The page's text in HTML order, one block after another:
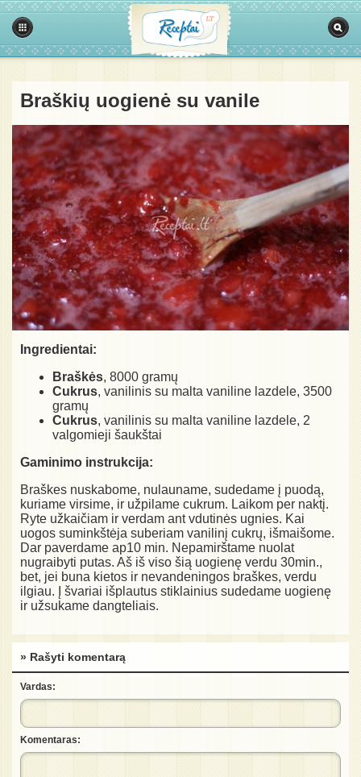
Braškių uogienė su vanile
Ingredientai:
Braškės, 8000 gramų
Cukrus, vanilinis su malta vaniline lazdele, 3500
gramų
Cukrus, vanilinis su malta vaniline lazdele, 2
valgomieji šaukštai
Gaminimo instrukcija:
Braškes nuskabome, nulauname, sudedame į puodą,
kuriame virsime, ir užpilame cukrum. Laikom per naktį.
Ryte užkaičiam ir verdam ant vdutinės ugnies. Kai
uogos suminkštėja suberiam vanilinį cukrų, išmaišome.
Dar paverdame ap10 min. Nepamirštame nuolat
nugraibyti putas. Aš iš viso šią uogienę verdu 30min.,
bet, jei buna kietos ir nevandeningos braškes, verdu
ilgiau. Į švariai išplautus stiklainius sudedame uogienę
ir užsukame dangteliais.
» Rašyti komentarą
Vardas:
Komentaras: